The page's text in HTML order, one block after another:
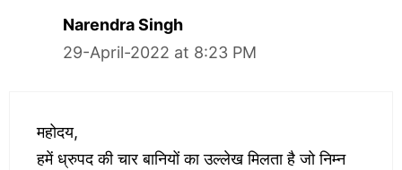
Narendra Singh
29-April-2022 at 8:23 PM
महोदय,
हमें ध्रुपद की चार बानियों का उल्लेख मिलता है जो निम्न